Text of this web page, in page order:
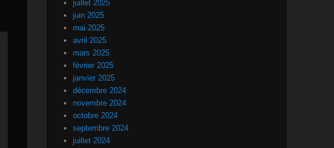
juillet 2025
juin 2025
mai 2025
avril 2025
mars 2025
février 2025
janvier 2025
décembre 2024
novembre 2024
octobre 2024
septembre 2024
juillet 2024